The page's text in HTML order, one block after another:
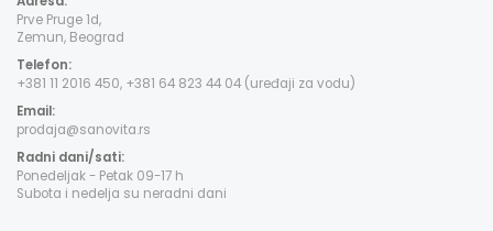
Prve Pruge 1d,
Zemun, Beograd
Telefon:
+381 11 2016 450, +381 64 823 44 04 (uređaji za vodu)
Email:
prodaja@sanovita.rs
Radni dani/sati:
Ponedeljak - Petak 09-17 h
Subota i nedelja su neradni dani